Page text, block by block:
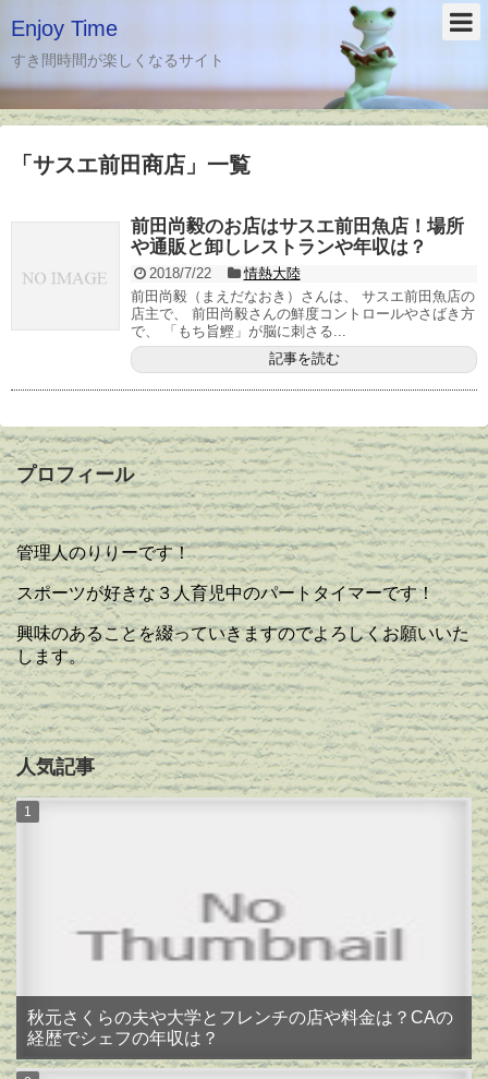
Enjoy Time
すき間時間が楽しくなるサイト
「 サスエ前田商店 」 一覧
前田尚毅のお店はサスエ前田魚店！場所
や通販と卸しレストランや年収は？
2018/7/22
情熱大陸
前田尚毅（まえだなおき）さんは、 サスエ前田魚店の
店主で、 前田尚毅さんの鮮度コントロールやさばき方
で、 「もち旨鰹」が脳に刺さる...
記事を読む
プロフィール
管理人のりりーです！
スポーツが好きな３人育児中のパートタイマーです！
興味のあることを綴っていきますのでよろしくお願いいた
します。
人気記事
秋元さくらの夫や大学とフレンチの店や料金は？CAの
経歴でシェフの年収は？